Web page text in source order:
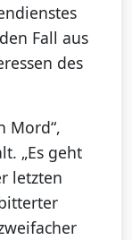
Fall aus
des
Mord“,
„Es geht
letzten